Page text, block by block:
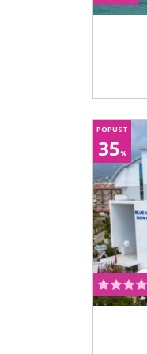
POPUST
35%